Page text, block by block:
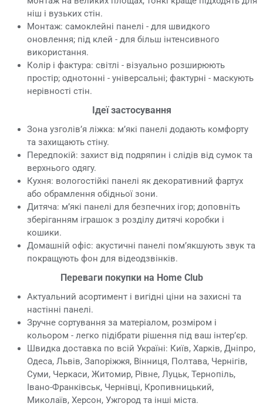
ніш і вузьких стін.
Монтаж: самоклейні панелі - для швидкого
оновлення; під клей - для більш інтенсивного
використання.
Колір і фактура: світлі - візуально розширюють
простір; однотонні - універсальні; фактурні - маскують
нерівності стін.
Ідеї застосування
Зона узголів’я ліжка: м’які панелі додають комфорту
та захищають стіну.
Передпокій: захист від подряпин і слідів від сумок та
верхнього одягу.
Кухня: вологостійкі панелі як декоративний фартух
або обрамлення обідньої зони.
Дитяча: м’які панелі для безпечних ігор; доповніть
зберіганням іграшок з розділу дитячі коробки і
кошики.
Домашній офіс: акустичні панелі пом’якшують звук та
покращують фон для відеодзвінків.
Переваги покупки на Home Club
Актуальний асортимент і вигідні ціни на захисні та
настінні панелі.
Зручне сортування за матеріалом, розміром і
кольором - легко підібрати рішення під ваш інтер’єр.
Швидка доставка по всій Україні: Київ, Харків, Дніпро,
Одеса, Львів, Запоріжжя, Вінниця, Полтава, Чернігів,
Суми, Черкаси, Житомир, Рівне, Луцьк, Тернопіль,
Івано-Франківськ, Чернівці, Кропивницький,
Миколаїв, Херсон, Ужгород та інші міста.